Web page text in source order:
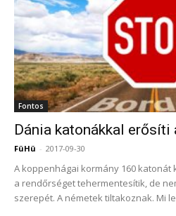
Fontos
Dánia katonákkal
FüHü - 2017-09-30
A koppenhágai kormány 160
a rendőrséget tehermentesítik, de
szerepét. A németek tiltakoznak. Mi